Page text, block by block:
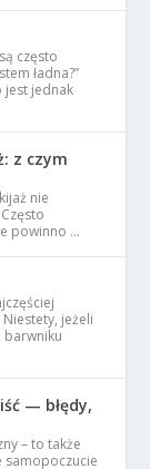
często
ładna?”
jest jednak
z czym
nie
powinno …
jeżeli
barwniku
— błędy,
– to także
samopoczucie